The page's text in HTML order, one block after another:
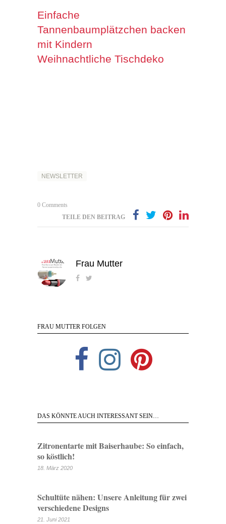
Einfache
Tannenbaumplätzchen backen
mit Kindern
Weihnachtliche Tischdeko
NEWSLETTER
0 Comments
TEILE DEN BEITRAG
Frau Mutter
FRAU MUTTER FOLGEN
DAS KÖNNTE AUCH INTERESSANT SEIN…
Zitronentarte mit Baiserhaube: So einfach,
so köstlich!
18. März 2020
Schultüte nähen: Unsere Anleitung für zwei
verschiedene Designs
21. Juni 2021